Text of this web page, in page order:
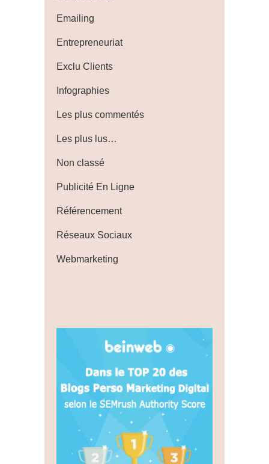
Emailing
Entrepreneuriat
Exclu Clients
Infographies
Les plus commentés
Les plus lus…
Non classé
Publicité En Ligne
Référencement
Réseaux Sociaux
Webmarketing